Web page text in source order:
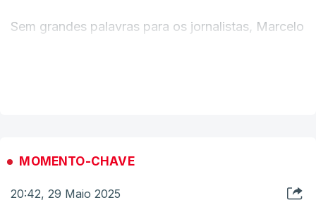
Sem grandes palavras para os jornalistas, Marcelo
primeiro-ministro e agora vai formar Governo".
(c/ Lusa)
MOMENTO-CHAVE
20:42, 29 Maio 2025